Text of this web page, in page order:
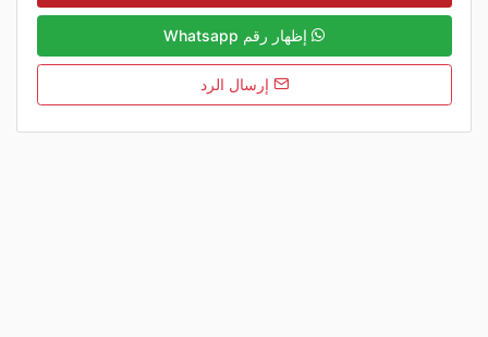
إظهار رقم Whatsapp
إرسال الرد